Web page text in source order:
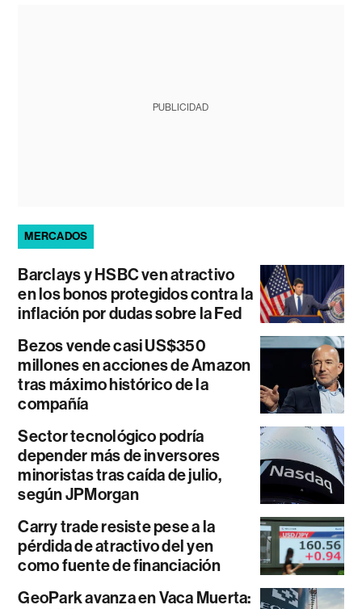
PUBLICIDAD
MERCADOS
Barclays y HSBC ven atractivo
en los bonos protegidos contra la
inflación por dudas sobre la Fed
Bezos vende casi US$350
millones en acciones de Amazon
tras máximo histórico de la
compañía
Sector tecnológico podría
depender más de inversores
minoristas tras caída de julio,
según JPMorgan
Carry trade resiste pese a la
pérdida de atractivo del yen
como fuente de financiación
GeoPark avanza en Vaca Muerta: